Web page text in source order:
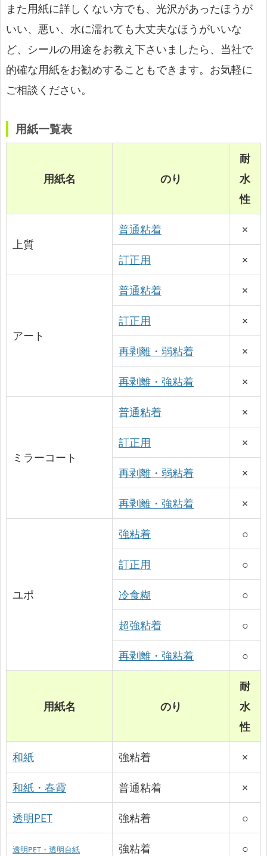
また用紙に詳しくない方でも、光沢があったほうが
いい、悪い、水に濡れても大丈夫なほうがいいな
ど、シールの用途をお教え下さいましたら、当社で
的確な用紙をお勧めすることもできます。お気軽に
ご相談ください。
用紙一覧表
用紙名 のり
耐
水
性
上質
普通粘着 ×
訂正用 ×
アート
普通粘着 ×
訂正用 ×
再剥離・弱粘着 ×
再剥離・強粘着 ×
ミラーコート
普通粘着 ×
訂正用 ×
再剥離・弱粘着 ×
再剥離・強粘着 ×
ユポ
強粘着 ○
訂正用 ○
冷食糊 ○
超強粘着 ○
再剥離・強粘着 ○
用紙名 のり
耐
水
性
和紙 強粘着 ×
和紙・春霞 普通粘着 ×
透明PET 強粘着 ○
透明PET・透明台紙 強粘着 ○